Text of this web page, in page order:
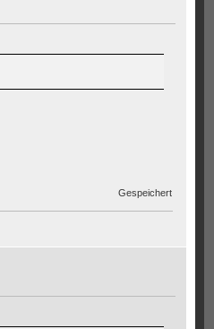
Gespeichert